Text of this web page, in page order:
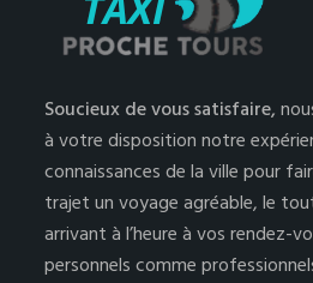
Soucieux de vous satisfaire,
à votre disposition notre
connaissances de la ville pour
trajet un voyage agréable, le
arrivant à l’heure à vos rendez-
personnels comme